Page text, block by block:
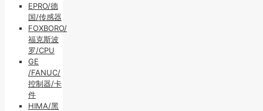
EPRO/德
国/传感器
FOXBORO/
福克斯波
罗/CPU
GE
/FANUC/
控制器/卡
件
HIMA/黑